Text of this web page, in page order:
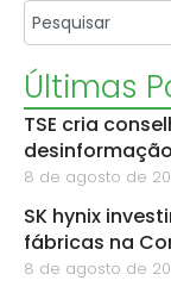
Últimas
TSE cria
8 de agosto de
SK hynix
fábricas na
8 de agosto de